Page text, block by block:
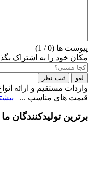
پیوست ها (0
/ 1)
مکان خود را به اشتراک
لغو ثبت نظر
واردات مستقیم و ارائه
قیمت های مناسب ...
برترین تولیدکنندگان ما